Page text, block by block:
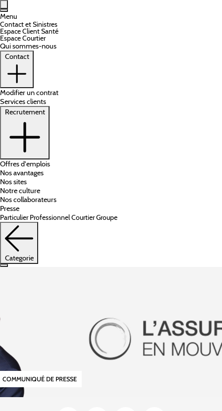
Aller au contenu principal
Menu
Contact et Sinistres
Espace Client Santé
Espace Courtier
Qui sommes-nous
Contact
Modifier un contrat
Services clients
Recrutement
Offres d'emplois
Nos avantages
Nos sites
Notre culture
Nos collaborateurs
Presse
Particulier ProfessionnelCourtierGroupe
Categorie
COMMUNIQUÉ DE PRESSE